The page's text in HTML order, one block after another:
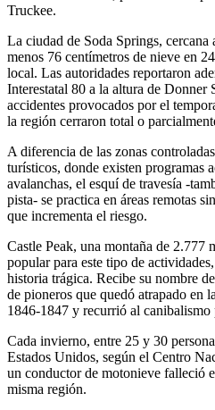
Truckee.
La ciudad de Soda Springs,
menos 76 centímetros de nieve en
local. Las autoridades reportaron
Interestatal 80 a la altura de Donner
accidentes provocados por el
la región cerraron total o
A diferencia de las zonas
turísticos, donde existen programas
avalanchas, el esquí de travesía -
pista- se practica en áreas remotas
que incrementa el riesgo.
Castle Peak, una montaña de 2.777
popular para este tipo de
historia trágica. Recibe su nombre
de pioneros que quedó atrapado en
1846-1847 y recurrió al canibalismo
Cada invierno, entre 25 y 30
Estados Unidos, según el Centro
un conductor de motonieve falleció
misma región.